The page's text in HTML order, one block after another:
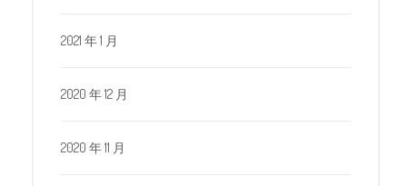
2021 年 1 月
2020 年 12 月
2020 年 11 月